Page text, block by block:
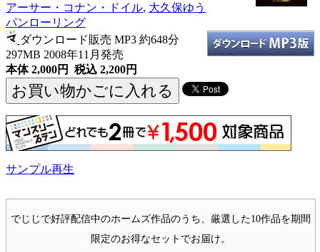
アーサー・コナン・ドイル, 大久保ゆう
パンローリング
ダウンロード販売 MP3 約648分
297MB 2008年11月発売
本体 2,000円 税込 2,200円
サンプル再生
でじじで好評配信中のホームズ作品のうち、厳選した10作品を期間
限定のお得なセットでお届け。